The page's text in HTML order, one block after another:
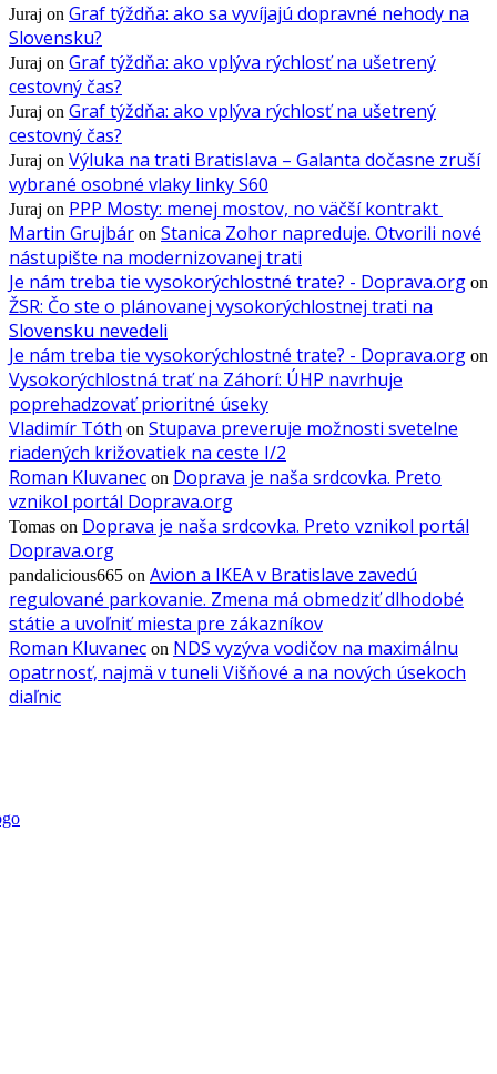
Juraj on Graf týždňa: ako sa vyvíjajú dopravné nehody na
Slovensku?
Juraj on Graf týždňa: ako vplýva rýchlosť na ušetrený
cestovný čas?
Juraj on Graf týždňa: ako vplýva rýchlosť na ušetrený
cestovný čas?
Juraj on Výluka na trati Bratislava – Galanta dočasne zruší
vybrané osobné vlaky linky S60
Juraj on PPP Mosty: menej mostov, no väčší kontrakt
Martin Grujbár on Stanica Zohor napreduje. Otvorili nové
nástupište na modernizovanej trati
Je nám treba tie vysokorýchlostné trate? - Doprava.org on
ŽSR: Čo ste o plánovanej vysokorýchlostnej trati na
Slovensku nevedeli
Je nám treba tie vysokorýchlostné trate? - Doprava.org on
Vysokorýchlostná trať na Záhorí: ÚHP navrhuje
poprehadzovať prioritné úseky
Vladimír Tóth on Stupava preveruje možnosti svetelne
riadených križovatiek na ceste I/2
Roman Kluvanec on Doprava je naša srdcovka. Preto
vznikol portál Doprava.org
Tomas on Doprava je naša srdcovka. Preto vznikol portál
Doprava.org
pandalicious665 on Avion a IKEA v Bratislave zavedú
regulované parkovanie. Zmena má obmedziť dlhodobé
státie a uvoľniť miesta pre zákazníkov
Roman Kluvanec on NDS vyzýva vodičov na maximálnu
opatrnosť, najmä v tuneli Višňové a na nových úsekoch
diaľnic